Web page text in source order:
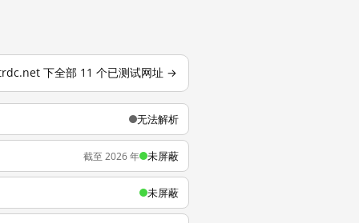
下全部 11 个已测试网址 →
无法解析
截至 2026 年 未屏蔽
未屏蔽